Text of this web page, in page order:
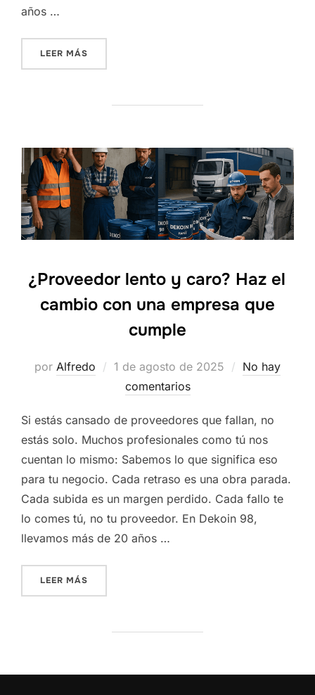
años …
LEER MÁS
¿Proveedor lento y caro? Haz el
cambio con una empresa que
cumple
por Alfredo
Publicado
1 de agosto de 2025
No hay
comentarios
Si estás cansado de proveedores que fallan, no
estás solo. Muchos profesionales como tú nos
cuentan lo mismo: Sabemos lo que significa eso
para tu negocio. Cada retraso es una obra parada.
Cada subida es un margen perdido. Cada fallo te
lo comes tú, no tu proveedor. En Dekoin 98,
llevamos más de 20 años …
LEER MÁS